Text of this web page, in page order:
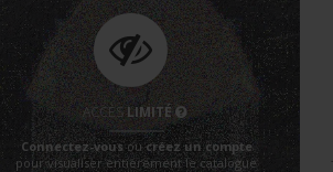
ACCÈSLIMITÉ
Connectez-vousoucréez un compte
pour visualiser entièrement le catalogue